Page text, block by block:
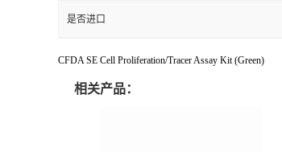
是否进口
CFDA SE Cell Proliferation/Tracer Assay Kit (Green)
相关产品：